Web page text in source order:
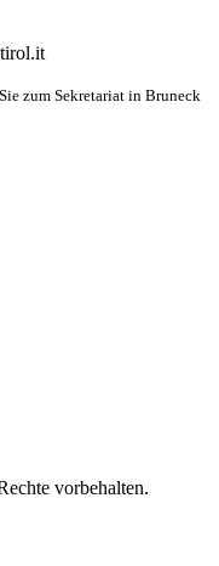
zum Sekretariat in Bruneck
vorbehalten.